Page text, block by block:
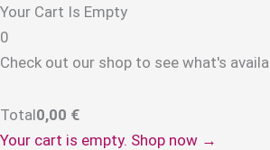
Your Cart Is Empty
0
Check out our shop to see what's
Total0,00 €
Your cart is empty. Shop now →